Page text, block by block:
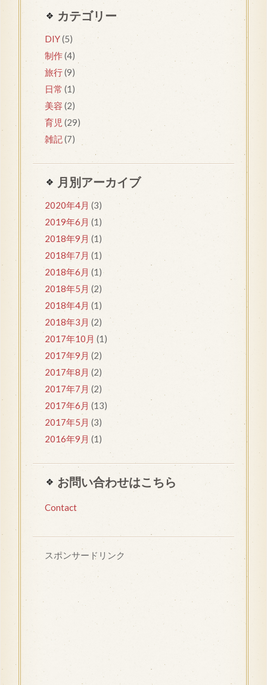
カテゴリー
DIY(5)
制作(4)
旅行(9)
日常 (1)
美容 (2)
育児 (29)
雑記(7)
月別アーカイブ
2020年4月 (3)
2019年6月 (1)
2018年9月 (1)
2018年7月 (1)
2018年6月 (1)
2018年5月 (2)
2018年4月 (1)
2018年3月 (2)
2017年10月 (1)
2017年9月 (2)
2017年8月 (2)
2017年7月 (2)
2017年6月 (13)
2017年5月 (3)
2016年9月 (1)
お問い合わせはこちら
Contact
スポンサードリンク